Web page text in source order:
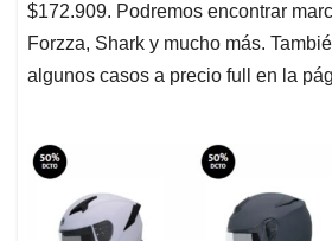
$172.909. Podremos encontrar
Forzza, Shark y mucho más.
algunos casos a precio full en la